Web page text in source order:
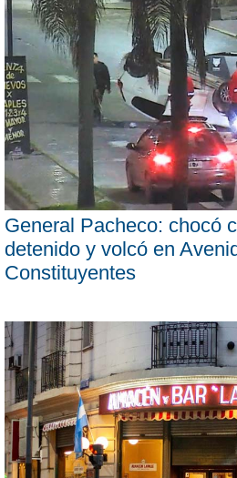
General Pacheco: chocó
detenido y volcó en
Constituyentes